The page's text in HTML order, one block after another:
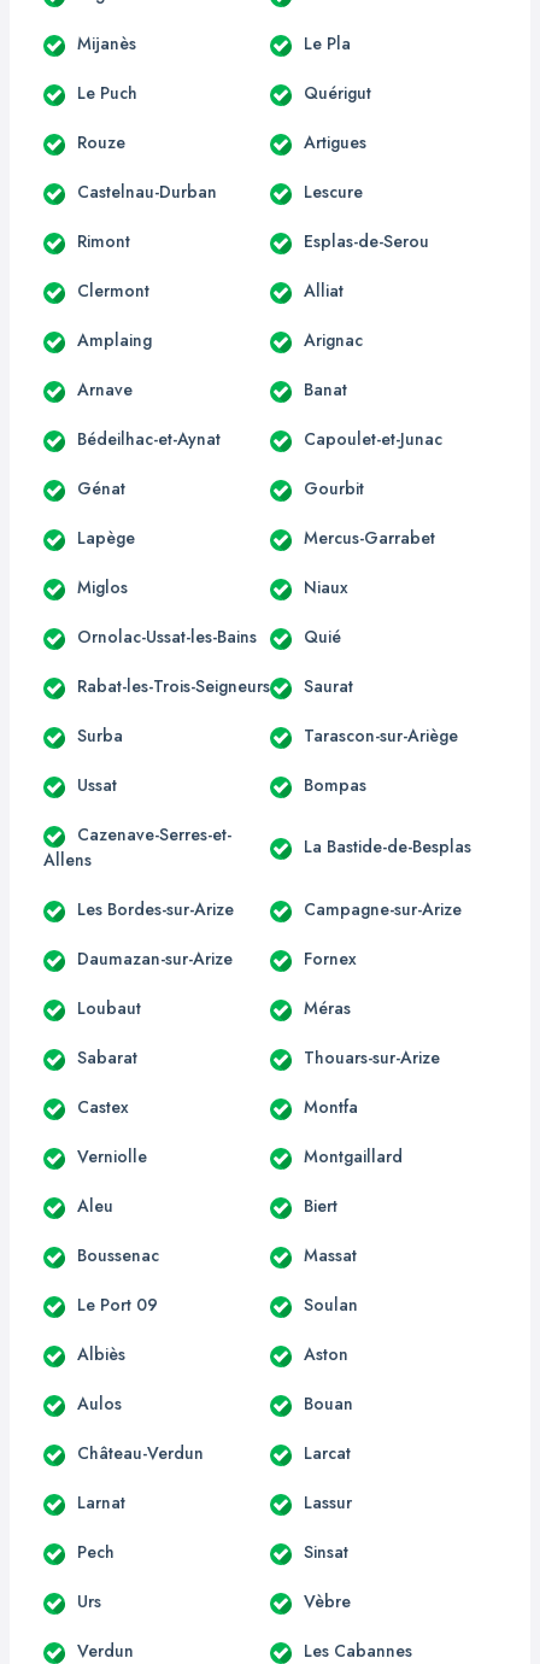
Mijanès Le Pla
Le Puch Quérigut
Rouze Artigues
Castelnau-Durban Lescure
Rimont Esplas-de-Serou
Clermont Alliat
Amplaing Arignac
Arnave Banat
Bédeilhac-et-Aynat Capoulet-et-Junac
Génat Gourbit
Lapège Mercus-Garrabet
Miglos Niaux
Ornolac-Ussat-les-Bains Quié
Rabat-les-Trois-Seigneurs Saurat
Surba Tarascon-sur-Ariège
Ussat Bompas
Cazenave-Serres-et-
Allens
La Bastide-de-Besplas
Les Bordes-sur-Arize Campagne-sur-Arize
Daumazan-sur-Arize Fornex
Loubaut Méras
Sabarat Thouars-sur-Arize
Castex Montfa
Verniolle Montgaillard
Aleu Biert
Boussenac Massat
Le Port 09 Soulan
Albiès Aston
Aulos Bouan
Château-Verdun Larcat
Larnat Lassur
Pech Sinsat
Urs Vèbre
Verdun Les Cabannes